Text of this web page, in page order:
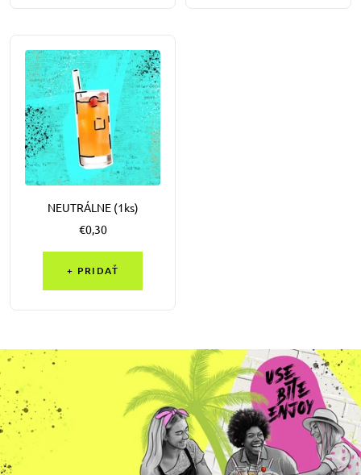
NEUTRÁLNE (1ks)
Výpredajová
€0,30
+ PRIDAŤ